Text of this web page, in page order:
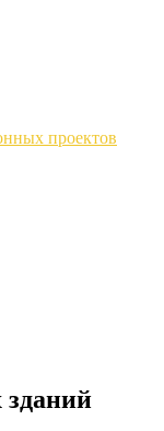
проектов
зданий